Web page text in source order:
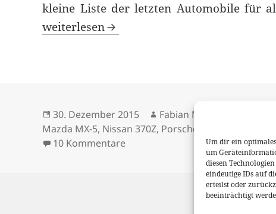
Um dir ein
um
diesen
eindeutige IDs auf
erteilst oder
beeinträchtigt
kleine Liste der letzten Automobile für
Die letzten Puristen der Autowelt
weiterlesen
Veröffentlicht
am
30. Dezember 2015 Autor
Fabian Meßner
Mazda MX-5, Nissan 370Z, Porsche Cayman GT4
10 Kommentarezu Die letzten Puristen der